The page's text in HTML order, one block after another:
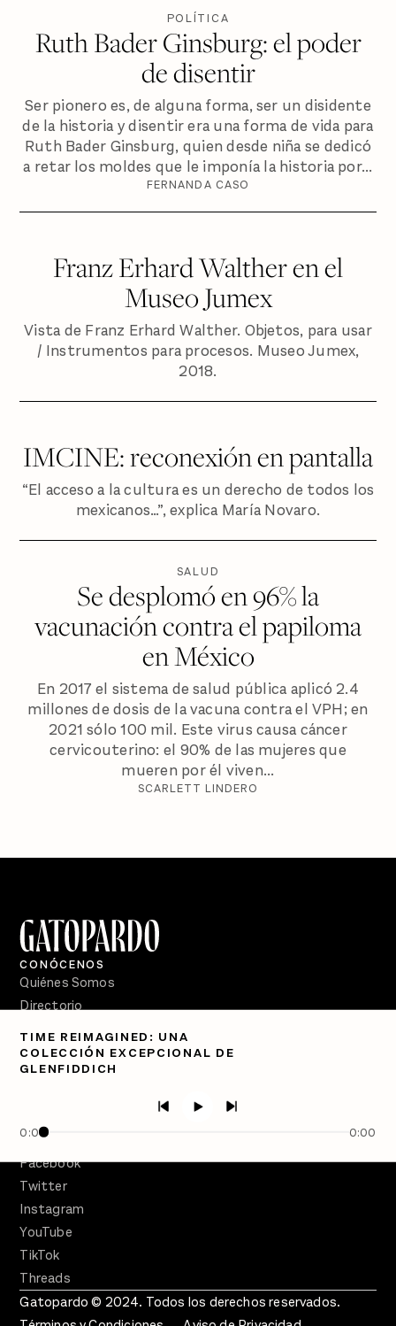
POLÍTICA
Ruth Bader Ginsburg: el poder
de disentir
Ser pionero es, de alguna forma, ser un disidente
de la historia y disentir era una forma de vida para
Ruth Bader Ginsburg, quien desde niña se dedicó
a retar los moldes que le imponía la historia por...
FERNANDA CASO
Franz Erhard Walther en el
Museo Jumex
Vista de Franz Erhard Walther. Objetos, para usar
/ Instrumentos para procesos. Museo Jumex,
2018.
IMCINE: reconexión en pantalla
“El acceso a la cultura es un derecho de todos los
mexicanos…”, explica María Novaro.
SALUD
Se desplomó en 96% la
vacunación contra el papiloma
en México
En 2017 el sistema de salud pública aplicó 2.4
millones de dosis de la vacuna contra el VPH; en
2021 sólo 100 mil. Este virus causa cáncer
cervicouterino: el 90% de las mujeres que
mueren por él viven...
SCARLETT LINDERO
TIME REIMAGINED: UNA
COLECCIÓN EXCEPCIONAL DE
GLENFIDDICH
0:00 0:00
CONÓCENOS
Quiénes Somos
Directorio
PÓDCASTS
Semanario Gatopardo
Facebook
Twitter
Instagram
YouTube
TikTok
Threads
Gatopardo © 2024. Todos los derechos reservados.